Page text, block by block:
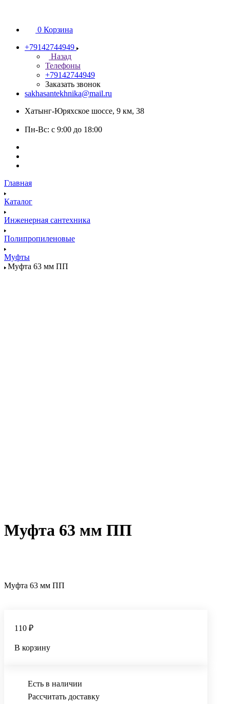
0 Корзина
+79142744949
Назад
Телефоны
+79142744949
Заказать звонок
sakhasantekhnika@mail.ru
Хатынг-Юряхское шоссе, 9 км, 38
Пн-Вс: с 9:00 до 18:00
Главная
Каталог
Инженерная сантехника
Полипропиленовые
Муфты
Муфта 63 мм ПП
Муфта 63 мм ПП
Муфта 63 мм ПП
110 ₽
В корзину
Есть в наличии
Рассчитать доставку